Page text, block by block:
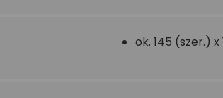
ok. 145 (szer.) x